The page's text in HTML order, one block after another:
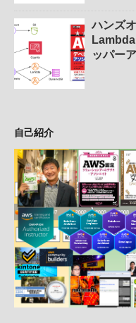
ハンズ
ッパー
自己紹介